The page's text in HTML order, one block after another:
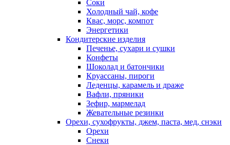
Соки
Холодный чай, кофе
Квас, морс, компот
Энергетики
Кондитерские изделия
Печенье, сухари и сушки
Конфеты
Шоколад и батончики
Круассаны, пироги
Леденцы, карамель и драже
Вафли, пряники
Зефир, мармелад
Жевательные резинки
Орехи, сухофрукты, джем, паста, мед, снэки
Орехи
Снеки